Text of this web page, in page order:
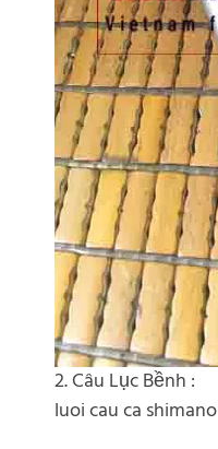
2. Câu Lục Bềnh :
luoi cau ca shimano